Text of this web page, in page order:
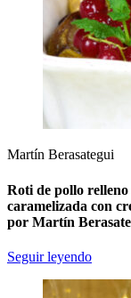
Martín Berasategui
Roti de pollo
caramelizada con
por Martín
Seguir leyendo